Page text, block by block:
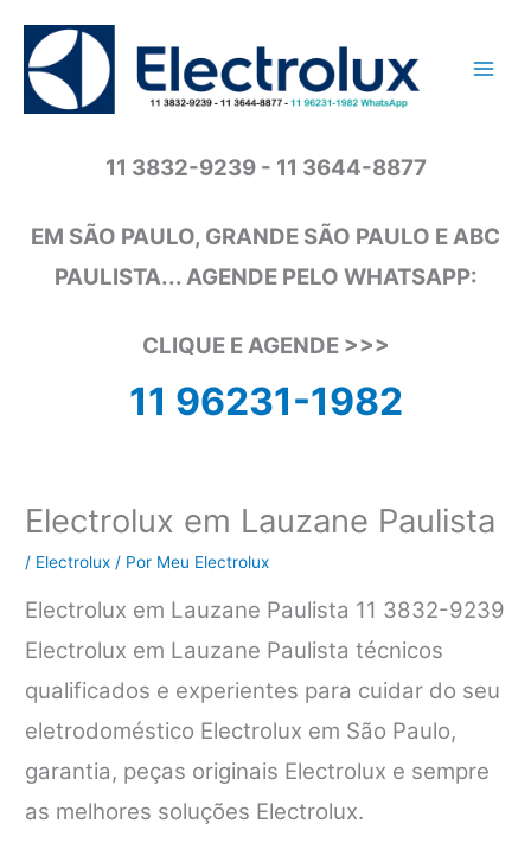
conteúdo
11 3832-9239 - 11 3644-8877
EM SÃO PAULO, GRANDE SÃO PAULO E ABC
PAULISTA... AGENDE PELO WHATSAPP:
CLIQUE E AGENDE >>>
11 96231-1982
Electrolux em Lauzane Paulista
/ Electrolux / Por Meu Electrolux
Electrolux em Lauzane Paulista 11 3832-9239
Electrolux em Lauzane Paulista técnicos
qualificados e experientes para cuidar do seu
eletrodoméstico Electrolux em São Paulo,
garantia, peças originais Electrolux e sempre
as melhores soluções Electrolux.